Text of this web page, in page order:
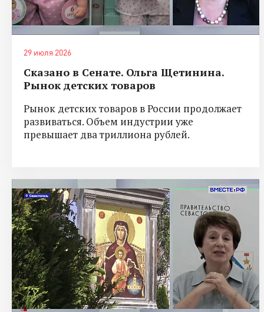
29 июля 2026
Сказано в Сенате. Ольга Щетинина.
Рынок детских товаров
Рынок детских товаров в России продолжает
развиваться. Объем индустрии уже
превышает два триллиона рублей.